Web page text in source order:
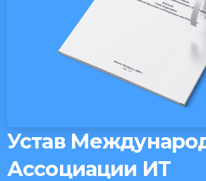
Устав
Ассоциации ИТ
unique
and
awesome
you can
replace it
text.